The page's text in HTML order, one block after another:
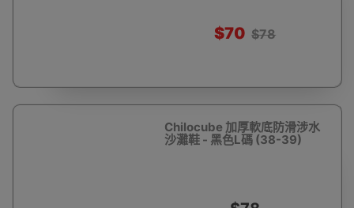
$70 $78
Chilocube 加厚軟底防滑涉水
沙灘鞋 - 黑色L碼 (38-39)